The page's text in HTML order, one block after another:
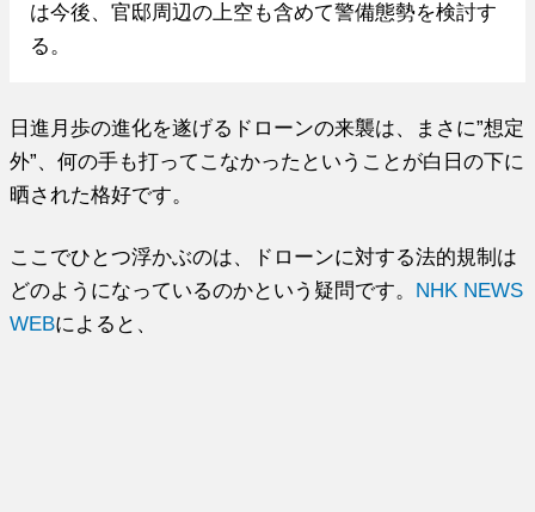
は今後、官邸周辺の上空も含めて警備態勢を検討す
る。
日進月歩の進化を遂げるドローンの来襲は、まさに”想定
外”、何の手も打ってこなかったということが白日の下に
晒された格好です。
ここでひとつ浮かぶのは、ドローンに対する法的規制は
どのようになっているのかという疑問です。 NHK NEWS
WEBによると、